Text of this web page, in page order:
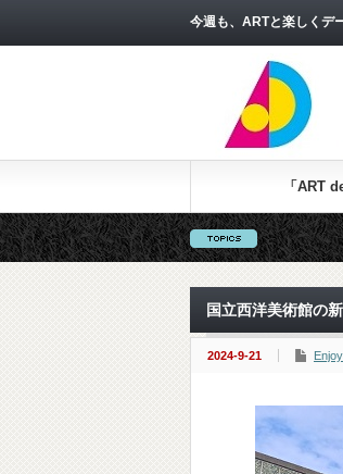
今週も、ARTと楽しくデ
「ART
国立西洋美術館の
2024-9-21